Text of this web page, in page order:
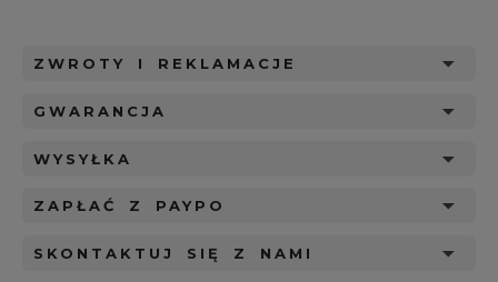
ZWROTY I REKLAMACJE
GWARANCJA
WYSYŁKA
ZAPŁAĆ Z PAYPO
SKONTAKTUJ SIĘ Z NAMI